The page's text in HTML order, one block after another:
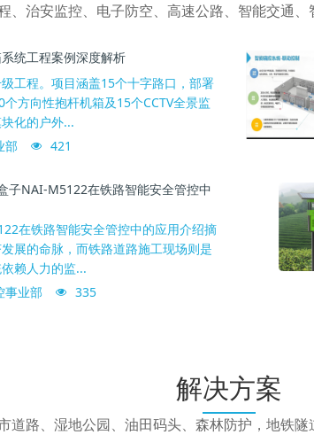
、治安监控、电子防空、高速公路、智能交通
统工程案例深度解析
工程。项目涵盖15个十字路口，部署
方向性抱杆机箱及15个CCTV全景监
化的户外...
部 421
子NAI-M5122在铁路智能安全管控中
在铁路智能安全管控中的应用介绍摘
展的命脉，而铁路道路施工现场则是
赖人力的监...
事业部 335
解决方案
道路、湿地公园、油田码头、森林防护，地铁